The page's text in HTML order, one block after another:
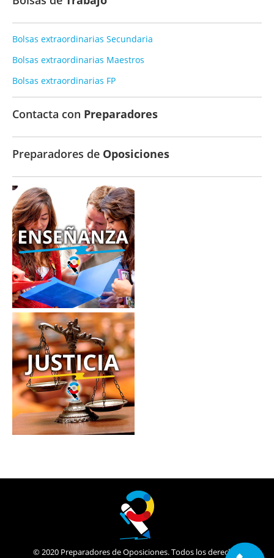
Bolsas extraordinarias Secundaria
Bolsas extraordinarias Maestros
Bolsas extraordinarias FP
Contacta con Preparadores
Preparadores de Oposiciones
© 2020 Preparadores de Oposiciones. Todos los derechos